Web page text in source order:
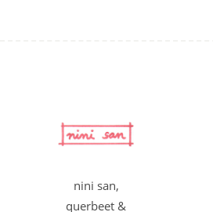
nini san,
querbeet &